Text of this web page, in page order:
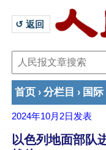
↺ 返回
首页 › 分栏目 › 国际
2024年10月2日 发表
以色列地面部队